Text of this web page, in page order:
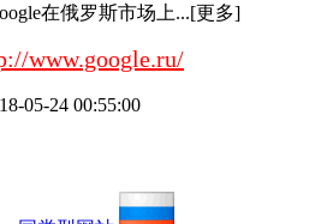
在俄罗斯市场上...[更多]
www.google.ru/
05-24 00:55:00